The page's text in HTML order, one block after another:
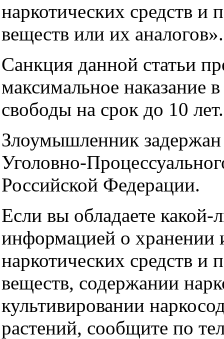
наркотических средств и
веществ или их аналогов».
Санкция данной статьи
максимальное наказание
свободы на срок до 10 лет.
Злоумышленник задержан
Уголовно-
Российской Федерации.
Если вы обладаете какой-
информацией о хранении
наркотических средств и
веществ, содержании
культивировании
растений, сообщите по